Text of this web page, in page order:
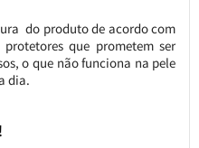
do produto de acordo com
que prometem ser
o que não funciona na pele
dia.